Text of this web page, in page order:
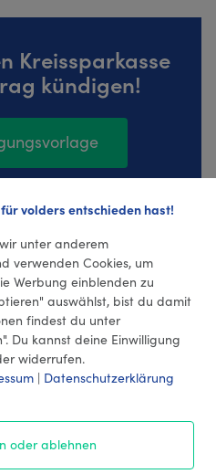
Kreissparkasse
kündigen!
Durchschnitt)
volders entschieden hast!
unter anderem
verwenden Cookies, um
Werbung einblenden zu
auswählst, bist du damit
findest du unter
Du kannst deine Einwilligung
widerrufen.
| Datenschutzerklärung
oder ablehnen